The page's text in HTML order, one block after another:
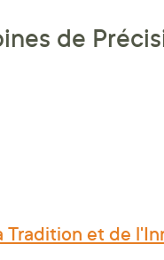
de
Tradition et de